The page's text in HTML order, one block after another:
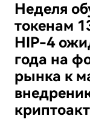
Неделя
токенам
HIP-4
года на
рынка к